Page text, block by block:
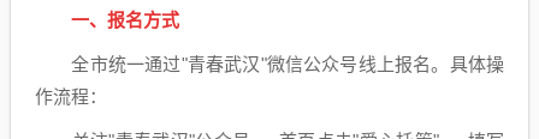
一、报名方式
全市统一通过"青春武汉"微信公众号线上报名。具体操
作流程：